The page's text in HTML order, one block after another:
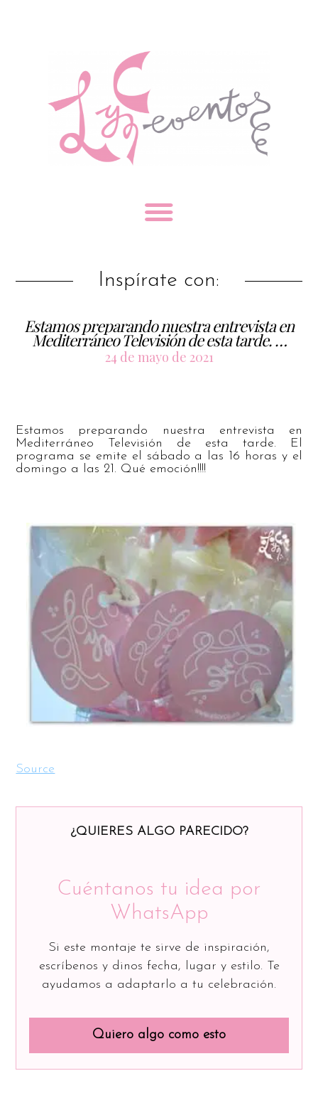
Inspírate con:
Estamos preparando nuestra entrevista en
Mediterráneo Televisión de esta tarde. …
24 de mayo de 2021
Estamos preparando nuestra entrevista en
Mediterráneo Televisión de esta tarde. El
programa se emite el sábado a las 16 horas y el
domingo a las 21. Qué emoción!!!!
Source
¿QUIERES ALGO PARECIDO?
Cuéntanos tu idea por
WhatsApp
Si este montaje te sirve de inspiración,
escríbenos y dinos fecha, lugar y estilo. Te
ayudamos a adaptarlo a tu celebración.
Quiero algo como esto